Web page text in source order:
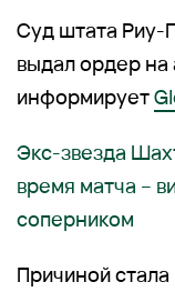
Суд штата Риу-
выдал ордер на
информирует
Экс-звезда
время матча –
соперником
Причиной